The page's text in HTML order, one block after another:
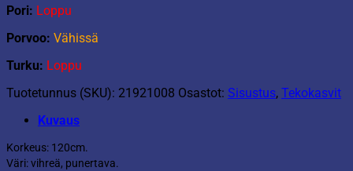
Pori: Loppu
Porvoo: Vähissä
Turku: Loppu
Tuotetunnus (SKU): 21921008 Osastot: Sisustus, Tekokasvit
Kuvaus
Korkeus: 120cm.
Väri: vihreä, punertava.